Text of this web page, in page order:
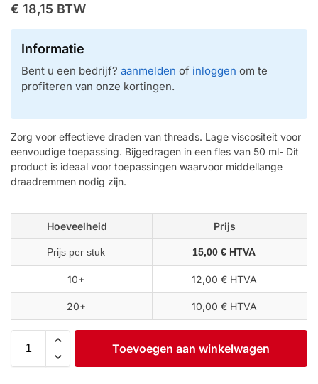
€ 18,15 BTW
Informatie
Bent u een bedrijf? aanmelden of inloggen om te
profiteren van onze kortingen.
Zorg voor effectieve draden van threads. Lage viscositeit voor
eenvoudige toepassing. Bijgedragen in een fles van 50 ml- Dit
product is ideaal voor toepassingen waarvoor middellange
draadremmen nodig zijn.
Hoeveelheid Prijs
Prijs per stuk 15,00 € HTVA
10+ 12,00 € HTVA
20+ 10,00 € HTVA
Toevoegen aan winkelwagen